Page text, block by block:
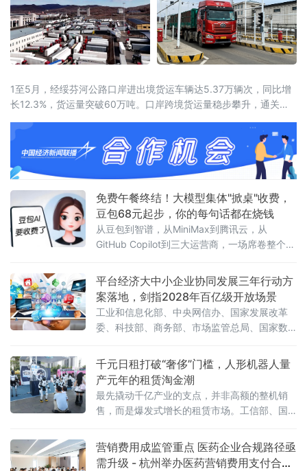
1至5月，经绥芬河公路口岸进出境货运车辆达5.37万辆次，同比增
长12.3%，货运量突破60万吨。口岸跨境货运量稳步攀升，通关车
免费午餐终结！大模型集体"掀桌"收费，
豆包68元起步，你的每句话都在烧钱
从豆包到智谱，从MiniMax到腾讯云，从
GitHub Copilot到三大运营商，一场席卷整个AI
时代"最后的残垣。《人民日报》今日刊发读者
点题文章，直指核心之问：大模型收费，合理
吗？答案藏在一组令人咋舌的数字里。一、账
单爆发：日均140万亿
平台经济大中小企业协同发展三年行动方
案落地，剑指2028年百亿级开放场景
工业和信息化部、中央网信办、国家发展改革
委、科技部、商务部、市场监管总局、国家数
业协同发展行动方案（2026—2028年）》（工
信部联信管〔2026〕119号），以系统性制度
设计打通大中小企业融通堵点，为平台经济转
型升级按下"加速键"。关键数据亮眼：三批清
单、百个试点、六十个场景方案明确，到2028
千元日租打破“奢侈”门槛，人形机器人量
产元年的租赁淘金潮
最先撬动千亿产业的支点，并非高额的整机销
售，而是爆发式增长的租赁市场。工信部、国
2026年度人形机器人与具身智能实
营销费用成监管重点 医药企业合规路径亟
需升级 - 杭州举办医药营销费用支付合规